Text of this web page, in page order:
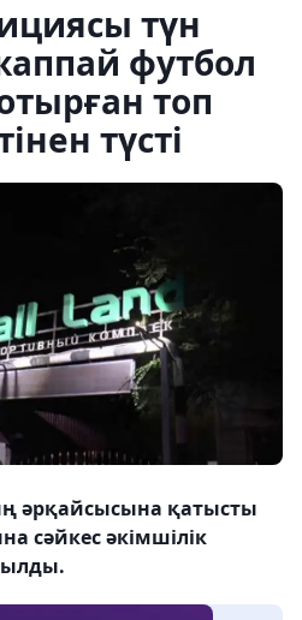
түн
футбол
топ
түсті
әрқайсысына қатысты
сәйкес әкімшілік